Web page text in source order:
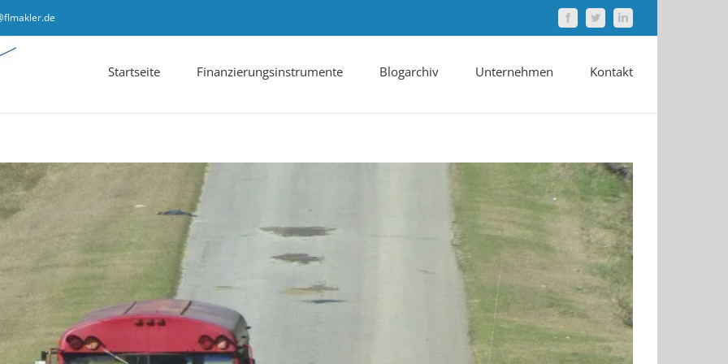
FacebookTwitterLinkedIn
Startseite Finanzierungsinstrumente Blogarchiv Unternehmen Kontakt